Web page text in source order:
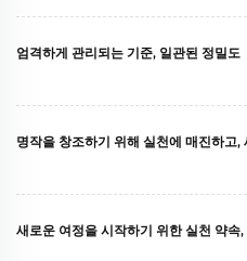
엄격하게 관리되는 기준, 일관된 정밀도
명작을 창조하기 위해 실천에 매진하고
새로운 여정을 시작하기 위한 실천 약속